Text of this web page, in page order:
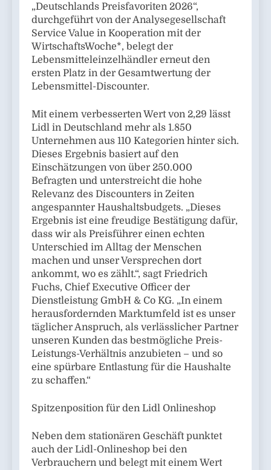
„Deutschlands Preisfavoriten 2026“,
durchgeführt von der Analysegesellschaft
Service Value in Kooperation mit der
WirtschaftsWoche*, belegt der
Lebensmitteleinzelhändler erneut den
ersten Platz in der Gesamtwertung der
Lebensmittel-Discounter.
Mit einem verbesserten Wert von 2,29 lässt
Lidl in Deutschland mehr als 1.850
Unternehmen aus 110 Kategorien hinter sich.
Dieses Ergebnis basiert auf den
Einschätzungen von über 250.000
Befragten und unterstreicht die hohe
Relevanz des Discounters in Zeiten
angespannter Haushaltsbudgets. „Dieses
Ergebnis ist eine freudige Bestätigung dafür,
dass wir als Preisführer einen echten
Unterschied im Alltag der Menschen
machen und unser Versprechen dort
ankommt, wo es zählt.“, sagt Friedrich
Fuchs, Chief Executive Officer der
Dienstleistung GmbH & Co KG. „In einem
herausfordernden Marktumfeld ist es unser
täglicher Anspruch, als verlässlicher Partner
unseren Kunden das bestmögliche Preis-
Leistungs-Verhältnis anzubieten – und so
eine spürbare Entlastung für die Haushalte
zu schaffen.“
Spitzenposition für den Lidl Onlineshop
Neben dem stationären Geschäft punktet
auch der Lidl-Onlineshop bei den
Verbrauchern und belegt mit einem Wert